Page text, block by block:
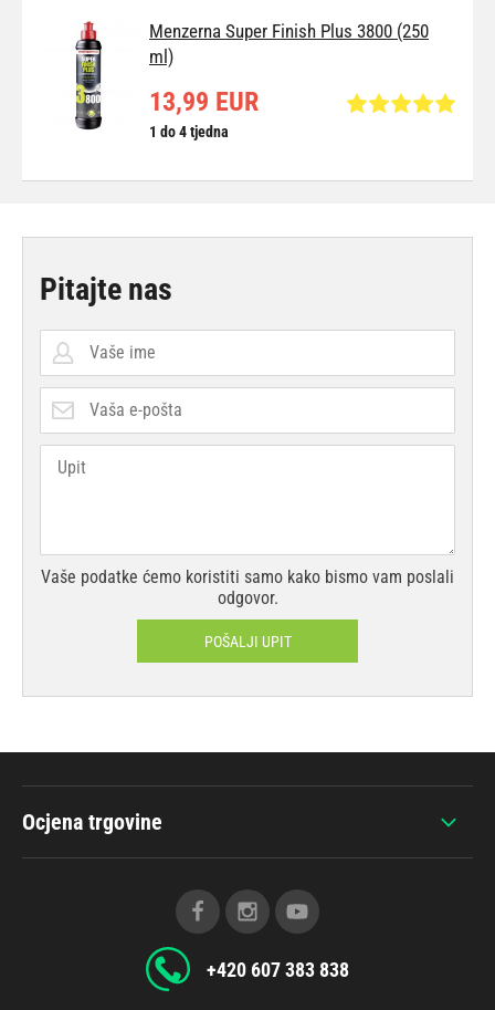
Menzerna Super Finish Plus 3800 (250
ml)
13,99 EUR
1 do 4 tjedna
Pitajte nas
Vaše podatke ćemo koristiti samo kako bismo vam poslali
odgovor.
POŠALJI UPIT
Ocjena trgovine
+420 607 383 838